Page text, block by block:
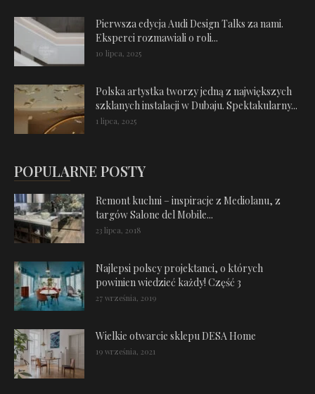
Pierwsza edycja Audi Design Talks za nami.
Eksperci rozmawiali o roli...
10 lipca, 2025
Polska artystka tworzy jedną z największych
szklanych instalacji w Dubaju. Spektakularny...
1 lipca, 2025
POPULARNE POSTY
Remont kuchni – inspiracje z Mediolanu, z
targów Salone del Mobile...
23 lipca, 2018
Najlepsi polscy projektanci, o których
powinien wiedzieć każdy! Część 3
27 września, 2019
Wielkie otwarcie sklepu DESA Home
19 września, 2021